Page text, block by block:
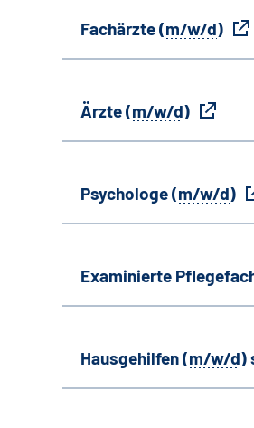
Fachärzte (m/w/d)
Ärzte (m/w/d)
Psychologe (m/w/d)
Examinierte
Hausgehilfen (m/w/d)